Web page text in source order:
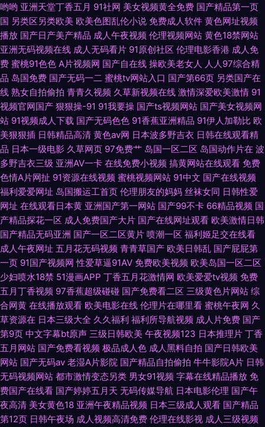
青久久 午夜九二福利 91资源每日在线 福利影院97 国产香蕉视频 91双飞在线
国产一区日韩欧美
哟哟 亚洲天堂丁香五月 91社网 美女视频黄全免费 国产精品第一页
国 另类区另类欧美 欧美色图乱伦小说 免费成人软件 黄色网址视频
播放 国产日产美产精品 成人午夜视频 伦理视频网站 黄色18禁网站
亚洲无码视频在线 成人无码看片 91原创社区 伦理电影香港 成人免
费 蜜桃91色色 A片视频网 国产自在线 操欧美老女人 人人97综合精
品 岛国免费 国产无码一二 蜜桃tv网站入口 国产第66页 另类国产在
线 熟女自拍偷拍 青青久视频 久草新视频在线 激情深爱欧美激情 91
视频官网国产 狠狠操-91 91我要操 国产ts视频网站 国产美女视频网
站 91视频成人下载 国产无码色色 91香蕉亚洲精品 91伊人加勒比 欧
美狠狠插 日韩精品高清 黄色av网 日本波多野吉衣 日韩在线观看精
品 日本一级电影 久草网页 97免费艹 岛国一区二区 岛国动作片在 波
多野吉衣三级 亚洲AV一卡 在线免费小视频 搞黄网站在线观看 免费
色情A片网扯 91资源在线视频 蜜桃视频网站 91中文 国产在线视频
福利爱爱网址 岛国搬运工首页 伦理朋友的妈妈 丝袜女同 日韩性爱
网址 在线观看日本黄 亚洲国产第一网站 国产99不卡 66精品视频 国
产精品探花一区 成人免费国产大片 国产在线网址观看 欧美激情日韩
国产精品无码亚洲 国产一区二区黄片 喷潮一区 福利姬足交在线看
成人午夜网址 五月花无码视频 青青草国产 欧美日韩乱 国产屁屁第
一页 91国产视频网 性爱草逼91AV 免费欧美视频 欧美岛国一区二区
少妇喷水18禁 51漫画APP 丁香五月花激情网 欧美爱爱tv视频 免费
五月丁香视频 97香蕉超级碰碰 国产免费看二区 三级黄色片网站 综
合网黄 在线播放观看 欧美电影在线 伦理片在哪里看 蜜桃午夜网 久
草资源在 日本三级大全 久久福利 福利所导航视频 成人片免费 国产
第9页 中文字幕bt原声 三级日韩欧美 午夜视频123 日本推理片 丁香
五月网站 国产免费看视频 极品成人色 成人黑料自拍 国产日韩欧美
网站 国产无码av 老湿A片影院 国产精品自拍偷拍 牛牛影院A片 日韩
无码视频网站 都市激情变态另类 男女91视频 字幕在线精品播放 免
费国产在线看 国产婷婷五月天 无码传媒导航 日本电影伦理 国产午
夜高清 美女黄色18 亚洲午夜精品视频 日本三级成人观看 国产精品
第12页 日韩午夜场 成人视频高清免费 伦理在线影视 成人三级视频